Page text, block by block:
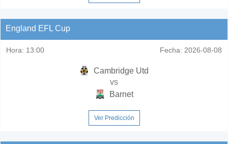
England EFL Cup
Hora: 13:00 Fecha: 2026-08-08
Cambridge Utd
vs
Barnet
Ver Predicción